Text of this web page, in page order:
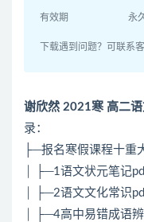
有效期 永
下载遇到问题？可联系
谢欣然 2021寒 高二语
录：
├─报名寒假课程十重
│ ├─1语文状元笔记
│ ├─2语文文化常识
│ ├─4高中易错成语